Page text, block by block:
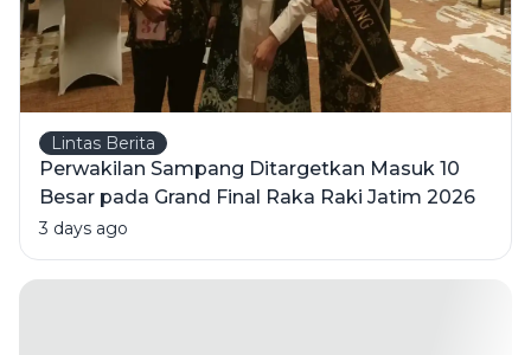
Lintas Berita
Perwakilan Sampang Ditargetkan Masuk 10
Besar pada Grand Final Raka Raki Jatim 2026
3 days ago